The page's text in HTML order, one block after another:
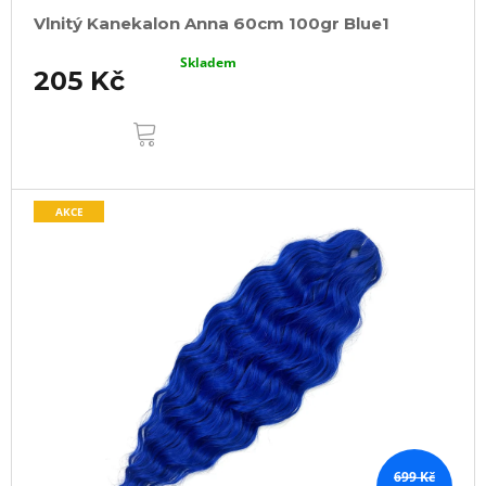
Vlnitý Kanekalon Anna 60cm 100gr Blue1
205 Kč
Skladem
699 Kč
AKCE